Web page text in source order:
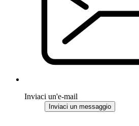
Inviaci un'e-mail
Inviaci un messaggio